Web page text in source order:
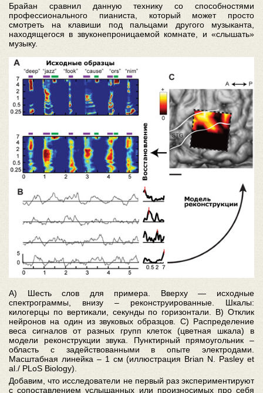
Брайан сравнил данную технику со способностями
профессионального пианиста, который может просто
смотреть на клавиши под пальцами другого музыканта,
находящегося в звуконепроницаемой комнате, и «слышать»
музыку.
А) Шесть слов для примера. Вверху — исходные
спектрограммы, внизу – реконструированные. Шкалы:
килогерцы по вертикали, секунды по горизонтали. B) Отклик
нейронов на один из звуковых образцов. C) Распределение
веса сигналов от разных групп клеток (цветная шкала) в
модели реконструкции звука. Пунктирный прямоугольник –
область с задействованными в опыте электродами.
Масштабная линейка – 1 см (иллюстрация Brian N. Pasley et
al./ PLoS Biology).
Добавим, что исследователи не первый раз экспериментируют
с сопоставлением услышанных или произносимых про себя